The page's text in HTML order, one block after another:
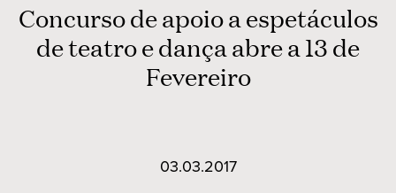
Concurso de apoio a espetáculos
de teatro e dança abre a 13 de
Fevereiro
03.03.2017